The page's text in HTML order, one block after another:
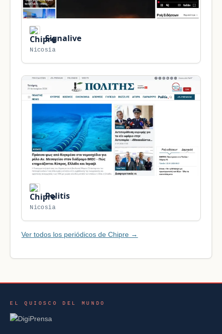
Signalive
Nicosia
Politis
Nicosia
Ver todos los periódicos de Chipre →
EL QUIOSCO DEL MUNDO